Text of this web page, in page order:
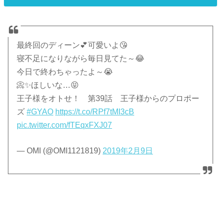
最終回のディーン💕可愛いよ😘
寝不足になりながら毎日見てた～😂
今日で終わちゃったよ～😭
📀✨ほしいな…😝
王子様をオトせ！ 第39話 王子様からのプロポー
ズ#GYAO https://t.co/RPf7tMI3cB
pic.twitter.com/fTEqxFXJ07
— OMI (@OMI1121819) 2019年2月9日